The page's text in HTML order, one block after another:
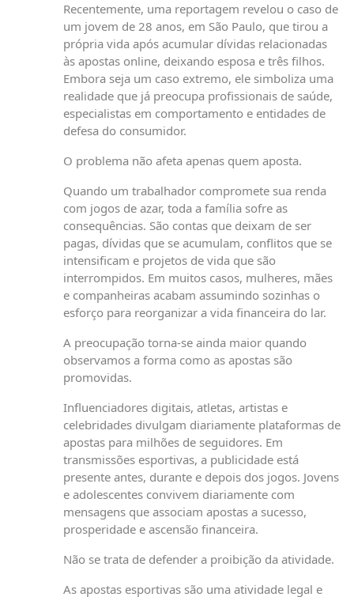
Recentemente, uma reportagem revelou o caso de
um jovem de 28 anos, em São Paulo, que tirou a
própria vida após acumular dívidas relacionadas
às apostas online, deixando esposa e três filhos.
Embora seja um caso extremo, ele simboliza uma
realidade que já preocupa profissionais de saúde,
especialistas em comportamento e entidades de
defesa do consumidor.
O problema não afeta apenas quem aposta.
Quando um trabalhador compromete sua renda
com jogos de azar, toda a família sofre as
consequências. São contas que deixam de ser
pagas, dívidas que se acumulam, conflitos que se
intensificam e projetos de vida que são
interrompidos. Em muitos casos, mulheres, mães
e companheiras acabam assumindo sozinhas o
esforço para reorganizar a vida financeira do lar.
A preocupação torna-se ainda maior quando
observamos a forma como as apostas são
promovidas.
Influenciadores digitais, atletas, artistas e
celebridades divulgam diariamente plataformas de
apostas para milhões de seguidores. Em
transmissões esportivas, a publicidade está
presente antes, durante e depois dos jogos. Jovens
e adolescentes convivem diariamente com
mensagens que associam apostas a sucesso,
prosperidade e ascensão financeira.
Não se trata de defender a proibição da atividade.
As apostas esportivas são uma atividade legal e